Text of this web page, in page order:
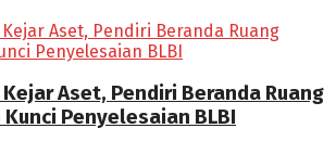
Aset, Pendiri Beranda Ruang
Penyelesaian BLBI